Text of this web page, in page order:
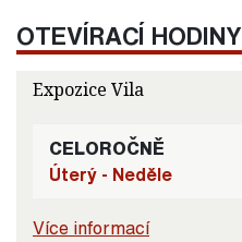
OTEVÍRACÍ HODINY
Expozice Vila
CELOROČNĚ
Úterý - Neděle
Více informací